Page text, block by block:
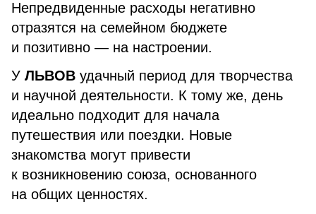
Непредвиденные расходы негативно
отразятся на семейном бюджете
и позитивно — на настроении.
У ЛЬВОВ удачный период для творчества
и научной деятельности. К тому же, день
идеально подходит для начала
путешествия или поездки. Новые
знакомства могут привести
к возникновению союза, основанного
на общих ценностях.